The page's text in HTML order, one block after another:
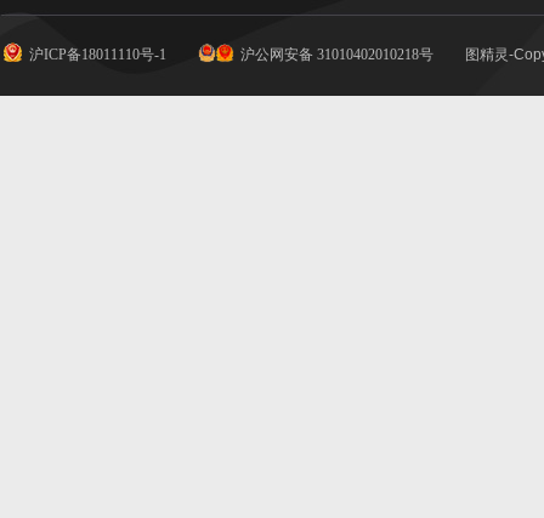
沪ICP备18011110号-1 沪公网安备 31010402010218号 图精灵-